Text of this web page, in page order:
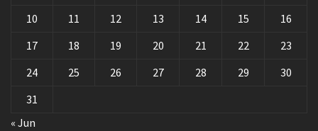
10
11 12 13 14 15
16
17
18 19 20 21 22
23
24
25 26 27 28 29
30
31
« Jun